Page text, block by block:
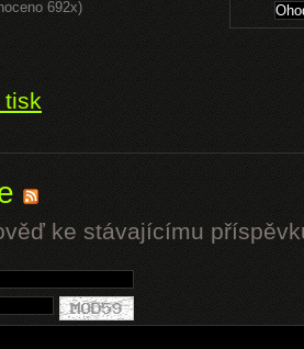
692x)
tisk
ke stávajícímu